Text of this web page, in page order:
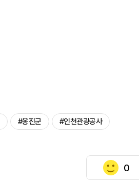
#옹진군 #인천관광공사
0